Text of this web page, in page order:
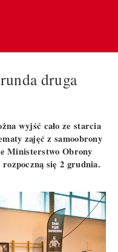
druga
wyjść cało ze starcia
zajęć z samoobrony
Ministerstwo Obrony
się 2 grudnia.